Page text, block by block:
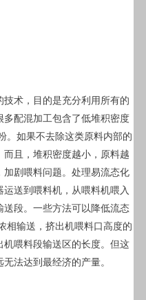
术，目的是充分利用所有的
配混加工包含了低堆积密度
。如果不去除这类原料内部的
且，堆积密度越小，原料越
剧喂料问题。处理易流态化
送到喂料机，从喂料机喂入
段。一些方法可以降低流态
相输送，挤出机喂料口高度的
喂料段输送区的长度。但这
法达到最经济的产量。